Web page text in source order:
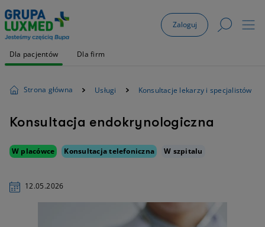
Zaloguj
Dla pacjentów Dla firm
Strona główna Usługi Konsultacje lekarzy i specjalistów
Konsultacja endokrynologiczna
W placówce Konsultacja telefoniczna W szpitalu
12.05.2026